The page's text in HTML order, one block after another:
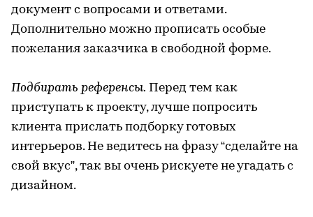
документ с вопросами и ответами.
Дополнительно можно прописать особые
пожелания заказчика в свободной форме.
Подбирать референсы. Перед тем как
приступать к проекту, лучше попросить
клиента прислать подборку готовых
интерьеров. Не ведитесь на фразу “сделайте на
свой вкус”, так вы очень рискуете не угадать с
дизайном.